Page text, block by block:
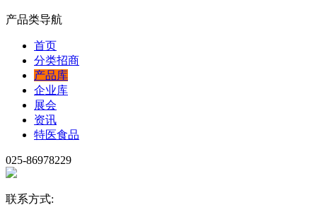
产品类导航
首页
分类招商
产品库
企业库
展会
资讯
特医食品
025-86978229
联系方式: